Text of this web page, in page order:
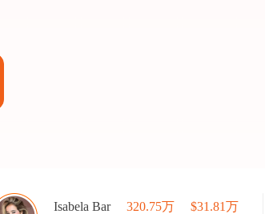
Isabela Bar 320.75万 $31.81万